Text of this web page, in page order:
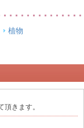
植物
きます。